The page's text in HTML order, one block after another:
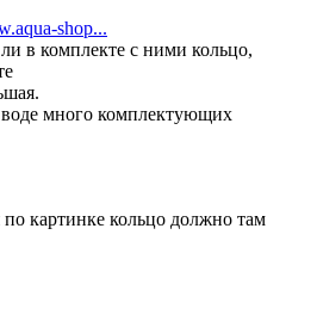
shop...
в комплекте с ними кольцо,
много комплектующих
по картинке кольцо должно там